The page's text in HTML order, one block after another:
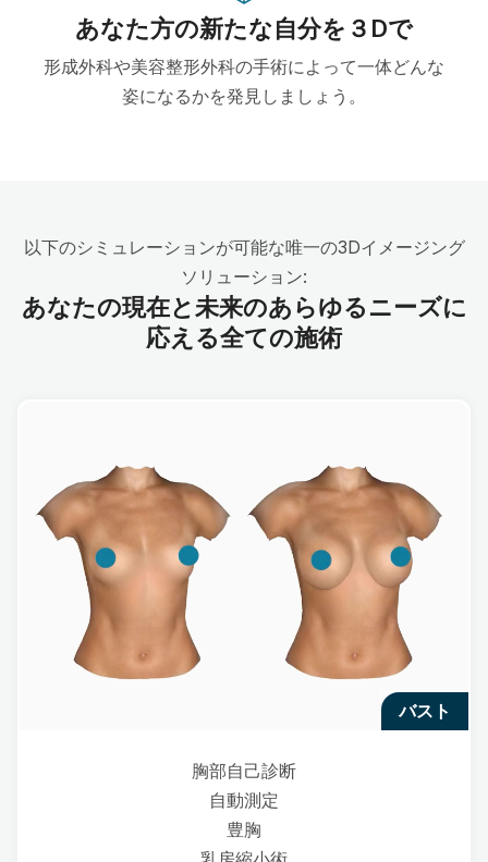
あなた方の新たな自分を３Dで
形成外科や美容整形外科の手術によって一体どんな
姿になるかを発見しましょう。
以下のシミュレーションが可能な唯一の3Dイメージング
ソリューション:
あなたの現在と未来のあらゆるニーズに
応える全ての施術
バスト
胸部自己診断
自動測定
豊胸